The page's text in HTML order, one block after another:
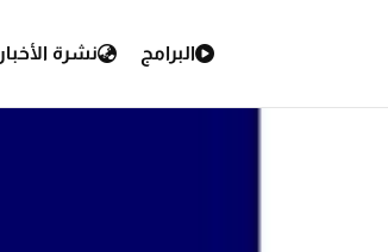
البرامج نشرة الأخبار